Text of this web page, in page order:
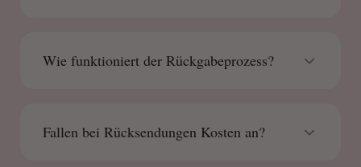
Wie funktioniert der Rückgabeprozess?
Fallen bei Rücksendungen Kosten an?